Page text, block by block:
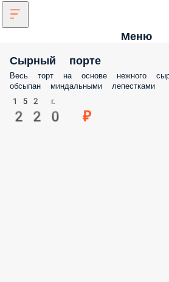
Меню
Сырный порте
Весь торт на основе нежного
обсыпан миндальными лепестками
152 г.
220 ₽